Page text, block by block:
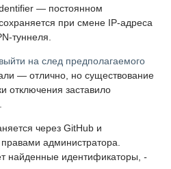
— постоянном
при смене IP-адреса
туннеля.
на след предполагаемого
— отлично, но существование
отключения заставило
через GitHub и
администратора.
найденные идентификаторы, -